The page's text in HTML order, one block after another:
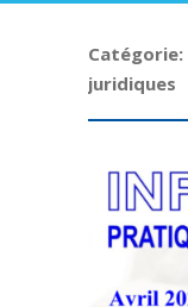
Catégorie:
juridiques